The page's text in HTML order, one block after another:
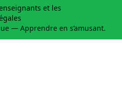
et les
— Apprendre en s’amusant.